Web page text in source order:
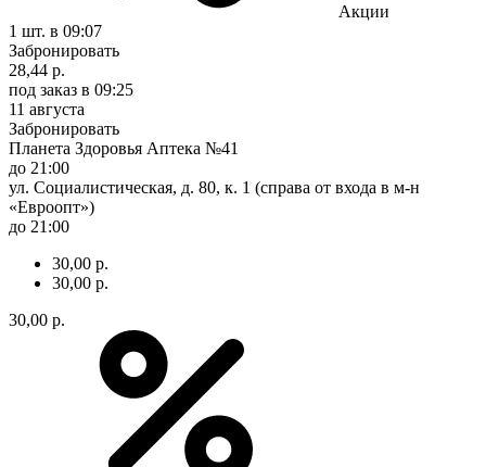
Акции
1 шт. в 09:07
Забронировать
28,44 р.
под заказ в 09:25
11 августа
Забронировать
Планета Здоровья Аптека №41
до 21:00
ул. Социалистическая, д. 80, к. 1 (справа от входа в м-н
«Евроопт»)
до 21:00
30,00 р.
30,00 р.
30,00 р.